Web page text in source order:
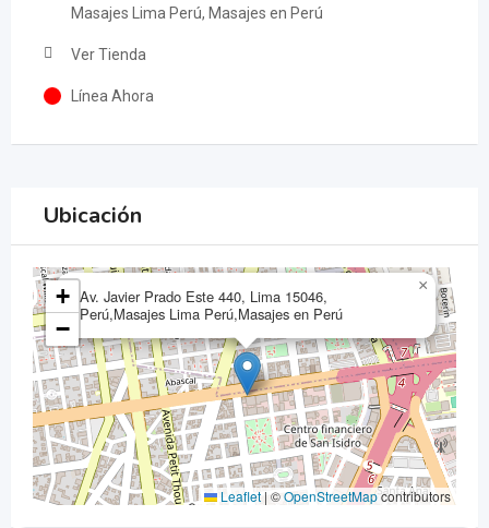
Masajes Lima Perú, Masajes en Perú
Ver Tienda
Línea Ahora
Ubicación
Av. Javier Prado Este 440, Lima 15046,
Perú,Masajes Lima Perú,Masajes en Perú
×
+
−
Leaflet | ©OpenStreetMapcontributors